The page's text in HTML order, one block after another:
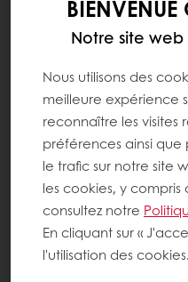
BIENVENUE
Notre site
Nous utilisons des
meilleure expérience
reconnaître les visites
préférences ainsi que
le trafic sur notre site
les cookies, y
consultez notre
En cliquant sur «
l'utilisation des cookies.